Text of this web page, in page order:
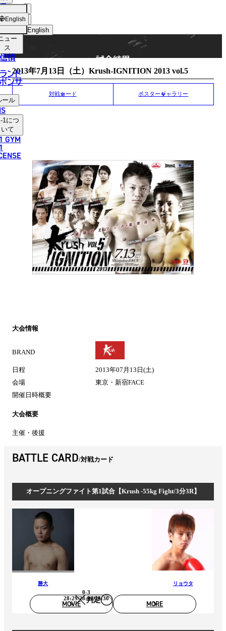
English
한국어
ョッ
プ
ュー
ス
情
ンド
ンサ
ール
1につ
いて
GYM
English MATCH RESULT
試合結果
2013年7月13日（土）Krush-IGNITION 2013 vol.5
対戦カード ポスターギャラリー
大会情報
BRAND
日程
2013年07月13日(土)
会場
東京・新宿FACE
開催日時概要
大会概要
主催・後援
BATTLE CARD 対戦カード
オープニングファイト第1試合【Krush -55kg Fight/3分3R】
勝大
判定
0-3
28:29/28:30/28:30
リョウタ
MOVIE MORE